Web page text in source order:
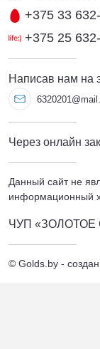
+375 33
+375 25
Написав нам на
Через онлайн
Данный сайт не
информационный
ЧУП
© Golds.by -